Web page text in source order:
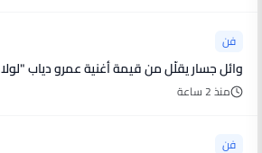
فن
وائل جسار يقلّل من قيمة أغنية عمرو دياب "لولا
منذ 2 ساعة
فن